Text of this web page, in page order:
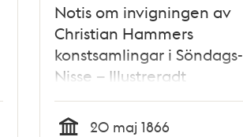
Notis om invigningen av
Christian Hammers
konstsamlingar i Söndags-
Nisse – Illustreradt
Veckoblad för Skämt,
Humor och Satir, nr 20,
20 maj 1866